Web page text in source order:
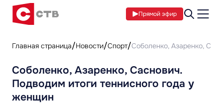
Прямой эфир
Главная страница Новости Спорт Соболенко, Азаренко,
Соболенко, Азаренко, Саснович.
Подводим итоги теннисного года у
женщин